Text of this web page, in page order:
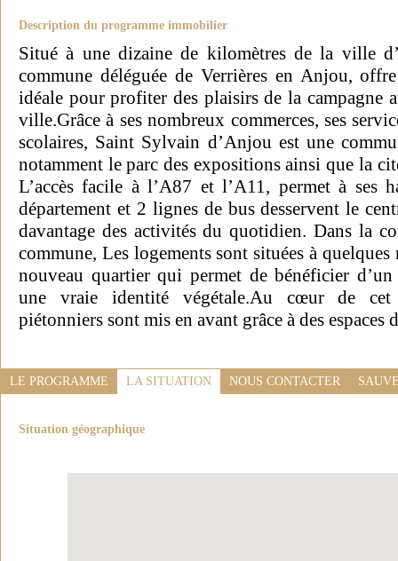
Description du programme immobilier
Situé à une dizaine de kilomètres de la ville
commune déléguée de Verrières en Anjou,
idéale pour profiter des plaisirs de la campagne
ville.Grâce à ses nombreux commerces, ses
scolaires, Saint Sylvain d’Anjou est une
notamment le parc des expositions ainsi que la
L’accès facile à l’A87 et l’A11, permet à ses
département et 2 lignes de bus desservent le
davantage des activités du quotidien. Dans la
commune, Les logements sont situées à
nouveau quartier qui permet de bénéficier
une vraie identité végétale.Au cœur de cet
piétonniers sont mis en avant grâce à des espaces
LE PROGRAMME LA SITUATION NOUS CONTACTER
Situation géographique